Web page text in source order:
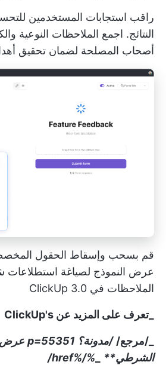
راقب استجابات المستخدمين
النتائج. اجمع الملاحظات النوعية
أصحاب المصلحة لضمان تحقيق
قم بسحب وإسقاط الحقول
عرض النموذج لصياغة استطلاعات
الملاحظات في ClickUp 3.0
_تعرف على المزيد عن ClickUp's
_/مرجع/ /مدونة؟ p=55351
عرض
الشرطي**
%/%href/